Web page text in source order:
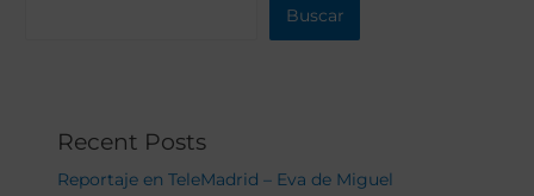
Buscar
Recent Posts
Reportaje en TeleMadrid – Eva de Miguel